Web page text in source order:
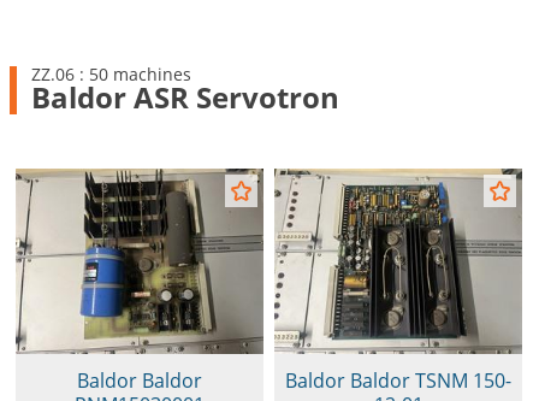
ZZ.06 : 50 machines
Baldor ASR Servotron
Baldor Baldor
Baldor Baldor TSNM 150-